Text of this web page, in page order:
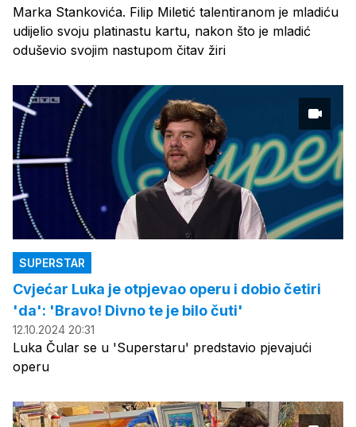
Marka Stankovića. Filip Miletić talentiranom je mladiću
udijelio svoju platinastu kartu, nakon što je mladić
oduševio svojim nastupom čitav žiri
SUPERSTAR
Cvjećar Luka je otpjevao operu i dobio četiri
'da': 'Bravo! Divno te je bilo čuti'
12.10.2024 20:31
Luka Čular se u 'Superstaru' predstavio pjevajući
operu